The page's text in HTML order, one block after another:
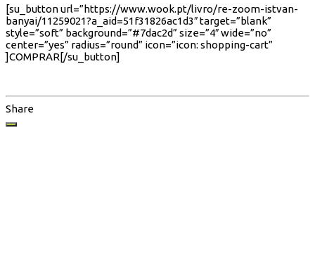
[su_button url=”https://www.wook.pt/livro/re-zoom-istvan-
banyai/11259021?a_aid=51f31826ac1d3″ target=”blank”
style=”soft” background=”#7dac2d” size=”4″ wide=”no”
center=”yes” radius=”round” icon=”icon: shopping-cart”
]COMPRAR[/su_button]
Share